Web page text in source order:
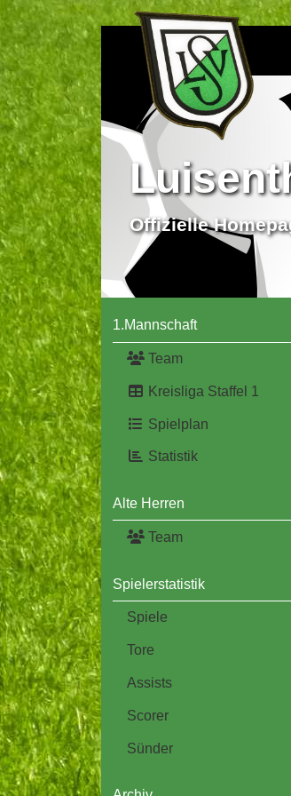
Offizielle
1.Mannschaft
Team
Kreisliga Staffel 1
Spielplan
Statistik
Alte Herren
Team
Spielerstatistik
Spiele
Tore
Assists
Scorer
Sünder